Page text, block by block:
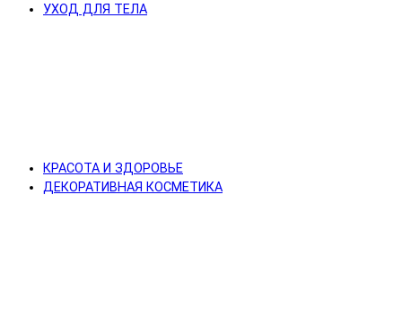
УХОД ДЛЯ ТЕЛА
КРАСОТА И ЗДОРОВЬЕ
ДЕКОРАТИВНАЯ КОСМЕТИКА